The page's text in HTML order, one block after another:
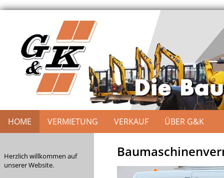
HOME VERMIETUNG VERKAUF ÜBER G&K
Herzlich willkommen auf
unserer Website.